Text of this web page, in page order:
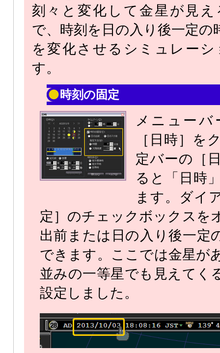
刻々と変化して金星が見
で、時刻を日の入り後一定の
を変化させるシミュレー
す。
時刻の固定
メニューバ
［日時］を
定バーの［
ると「日時
ます。ダイ
定］のチェックボックスを
出前または日の入り後一定
できます。ここでは金星が
並みの一等星でも見えてく
設定しました。